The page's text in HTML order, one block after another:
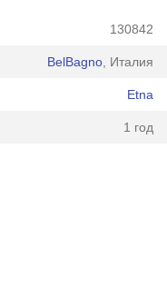
130842
BelBagno , Италия
Etna
1 год